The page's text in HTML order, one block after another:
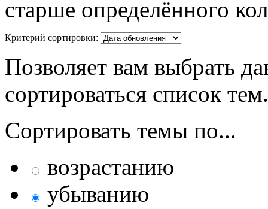
старше определённого
Критерий сортировки:
Позволяет вам выбрать
сортироваться список тем.
Сортировать темы по...
возрастанию
убыванию